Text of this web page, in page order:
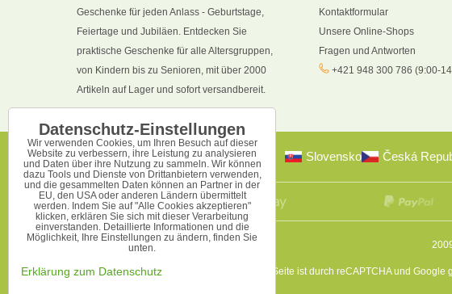
Geschenke für jeden Anlass - Geburtstage,
Feiertage und Jubiläen. Entdecken Sie
praktische Geschenke für alle Altersgruppen,
von Kindern bis zu Senioren, mit über 2000
Artikeln auf Lager und sofort versandbereit.
Kontaktformular
Unsere Online-Shops
Fragen und Antworten
+421 948 300 786 (9:00-
Slovensko Česká
Diese Seite ist durch reCAPTCHA und Google
Datenschutz-Einstellungen
Wir verwenden Cookies, um Ihren Besuch auf dieser
Website zu verbessern, ihre Leistung zu analysieren
und Daten über ihre Nutzung zu sammeln. Wir können
dazu Tools und Dienste von Drittanbietern verwenden,
und die gesammelten Daten können an Partner in der
EU, den USA oder anderen Ländern übermittelt
werden. Indem Sie auf "Alle Cookies akzeptieren"
klicken, erklären Sie sich mit dieser Verarbeitung
einverstanden. Detaillierte Informationen und die
Möglichkeit, Ihre Einstellungen zu ändern, finden Sie
unten.
Erklärung zum Datenschutz